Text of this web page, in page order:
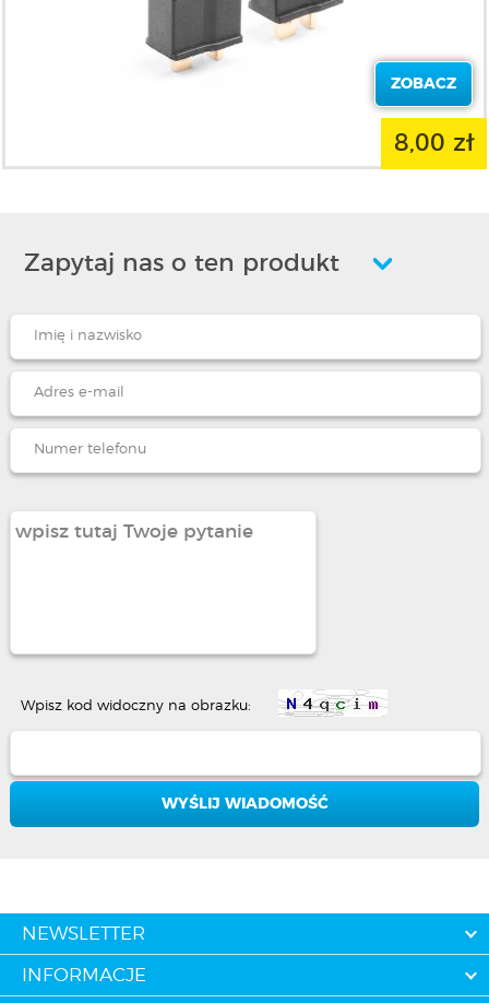
ZOBACZ
8,00 zł
Zapytaj nas o ten produkt
Wpisz kod widoczny na obrazku:
NEWSLETTER
INFORMACJE